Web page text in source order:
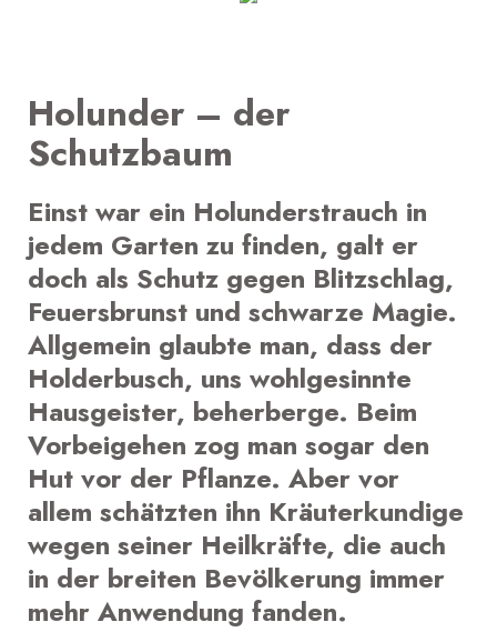
Holunder – der
Schutzbaum
Einst war ein Holunderstrauch in
jedem Garten zu finden, galt er
doch als Schutz gegen Blitzschlag,
Feuersbrunst und schwarze Magie.
Allgemein glaubte man, dass der
Holderbusch, uns wohlgesinnte
Hausgeister, beherberge. Beim
Vorbeigehen zog man sogar den
Hut vor der Pflanze. Aber vor
allem schätzten ihn Kräuterkundige
wegen seiner Heilkräfte, die auch
in der breiten Bevölkerung immer
mehr Anwendung fanden.